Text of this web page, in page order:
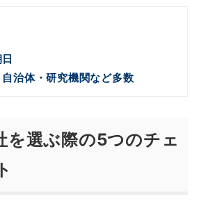
治体・研究機関など多数
を選ぶ際の5つのチェ